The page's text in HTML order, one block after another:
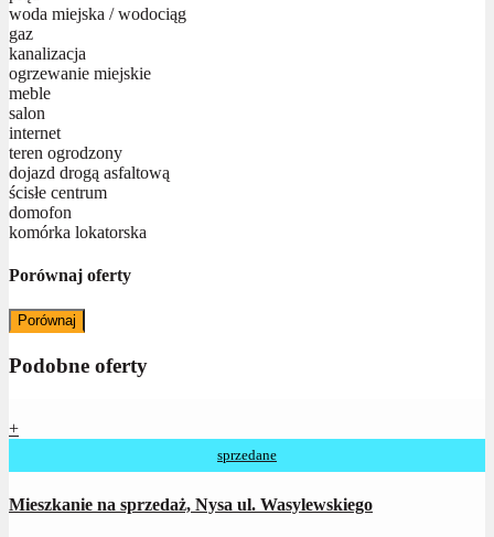
woda miejska / wodociąg
gaz
kanalizacja
ogrzewanie miejskie
meble
salon
internet
teren ogrodzony
dojazd drogą asfaltową
ścisłe centrum
domofon
komórka lokatorska
Porównaj oferty
Porównaj
Podobne oferty
+
sprzedane
Mieszkanie na sprzedaż, Nysa ul. Wasylewskiego